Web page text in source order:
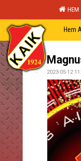
HEM
Hem
2023-05-12